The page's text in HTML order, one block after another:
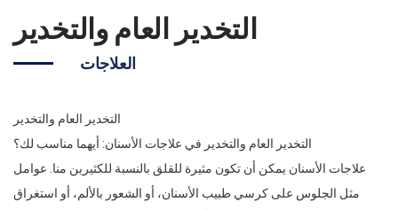
التخدير العام والتخدير
العلاجات
التخدير العام والتخدير
التخدير العام والتخدير في علاجات الأسنان: أيهما مناسب لك؟
علاجات الأسنان يمكن أن تكون مثيرة للقلق بالنسبة للكثيرين منا. عوامل
مثل الجلوس على كرسي طبيب الأسنان، أو الشعور بالألم، أو استغراق